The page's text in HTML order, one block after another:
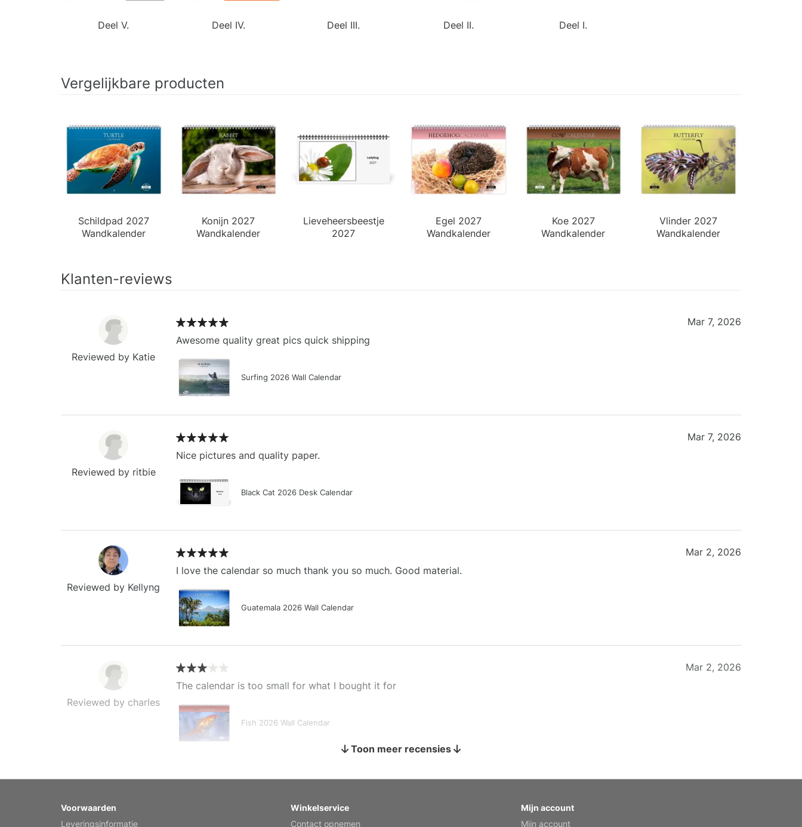
Deel V. Deel IV. Deel III. Deel II. Deel I.
Vergelijkbare producten
Schildpad 2027
Wandkalender
Konijn 2027
Wandkalender
Lieveheersbeestje
2027
Egel 2027
Wandkalender
Koe 2027
Wandkalender
Vlinder 2027
Wandkalender
Klanten-reviews
Reviewed by Katie
Awesome quality great pics quick shipping
Surfing 2026 Wall Calendar
Mar 7, 2026
Reviewed by ritbie
Nice pictures and quality paper.
Black Cat 2026 Desk Calendar
Mar 7, 2026
Reviewed by Kellyng
I love the calendar so much thank you so much. Good material.
Guatemala 2026 Wall Calendar
Mar 2, 2026
Reviewed by charles
The calendar is too small for what I bought it for
Fish 2026 Wall Calendar
Mar 2, 2026
Feb 20, 2026
Toon meer recensies
Voorwaarden
Leveringsinformatie
Winkelservice
Contact opnemen
Mijn account
Mijn account